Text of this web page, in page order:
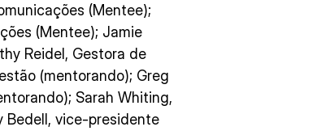
(Mentee);
(Mentee); Jamie
Reidel, Gestora de
(mentorando); Greg
Sarah Whiting,
Bedell, vice-presidente